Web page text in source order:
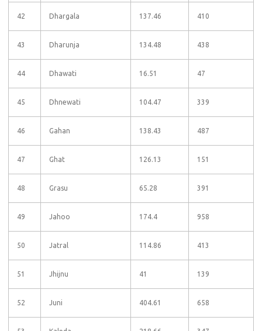
42 Dhargala 137.46 410
43 Dharunja 134.48 438
44 Dhawati 16.51 47
45 Dhnewati 104.47 339
46 Gahan 138.43 487
47 Ghat 126.13 151
48 Grasu 65.28 391
49 Jahoo 174.4 958
50 Jatral 114.86 413
51 Jhijnu 41 139
52 Juni 404.61 658